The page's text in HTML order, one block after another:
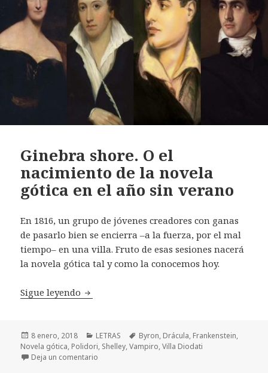
Ginebra shore. O el
nacimiento de la novela
gótica en el año sin verano
En 1816, un grupo de jóvenes creadores con ganas
de pasarlo bien se encierra –a la fuerza, por el mal
tiempo– en una villa. Fruto de esas sesiones nacerá
la novela gótica tal y como la conocemos hoy.
Sigue leyendo Ginebra shore. O el nacimiento de la
Publicado
el
8 enero, 2018 Categorías
LETRAS Etiquetas
Byron, Drácula, Frankenstein,
Novela gótica, Polidori, Shelley,Vampiro,Villa Diodati
Deja un comentario